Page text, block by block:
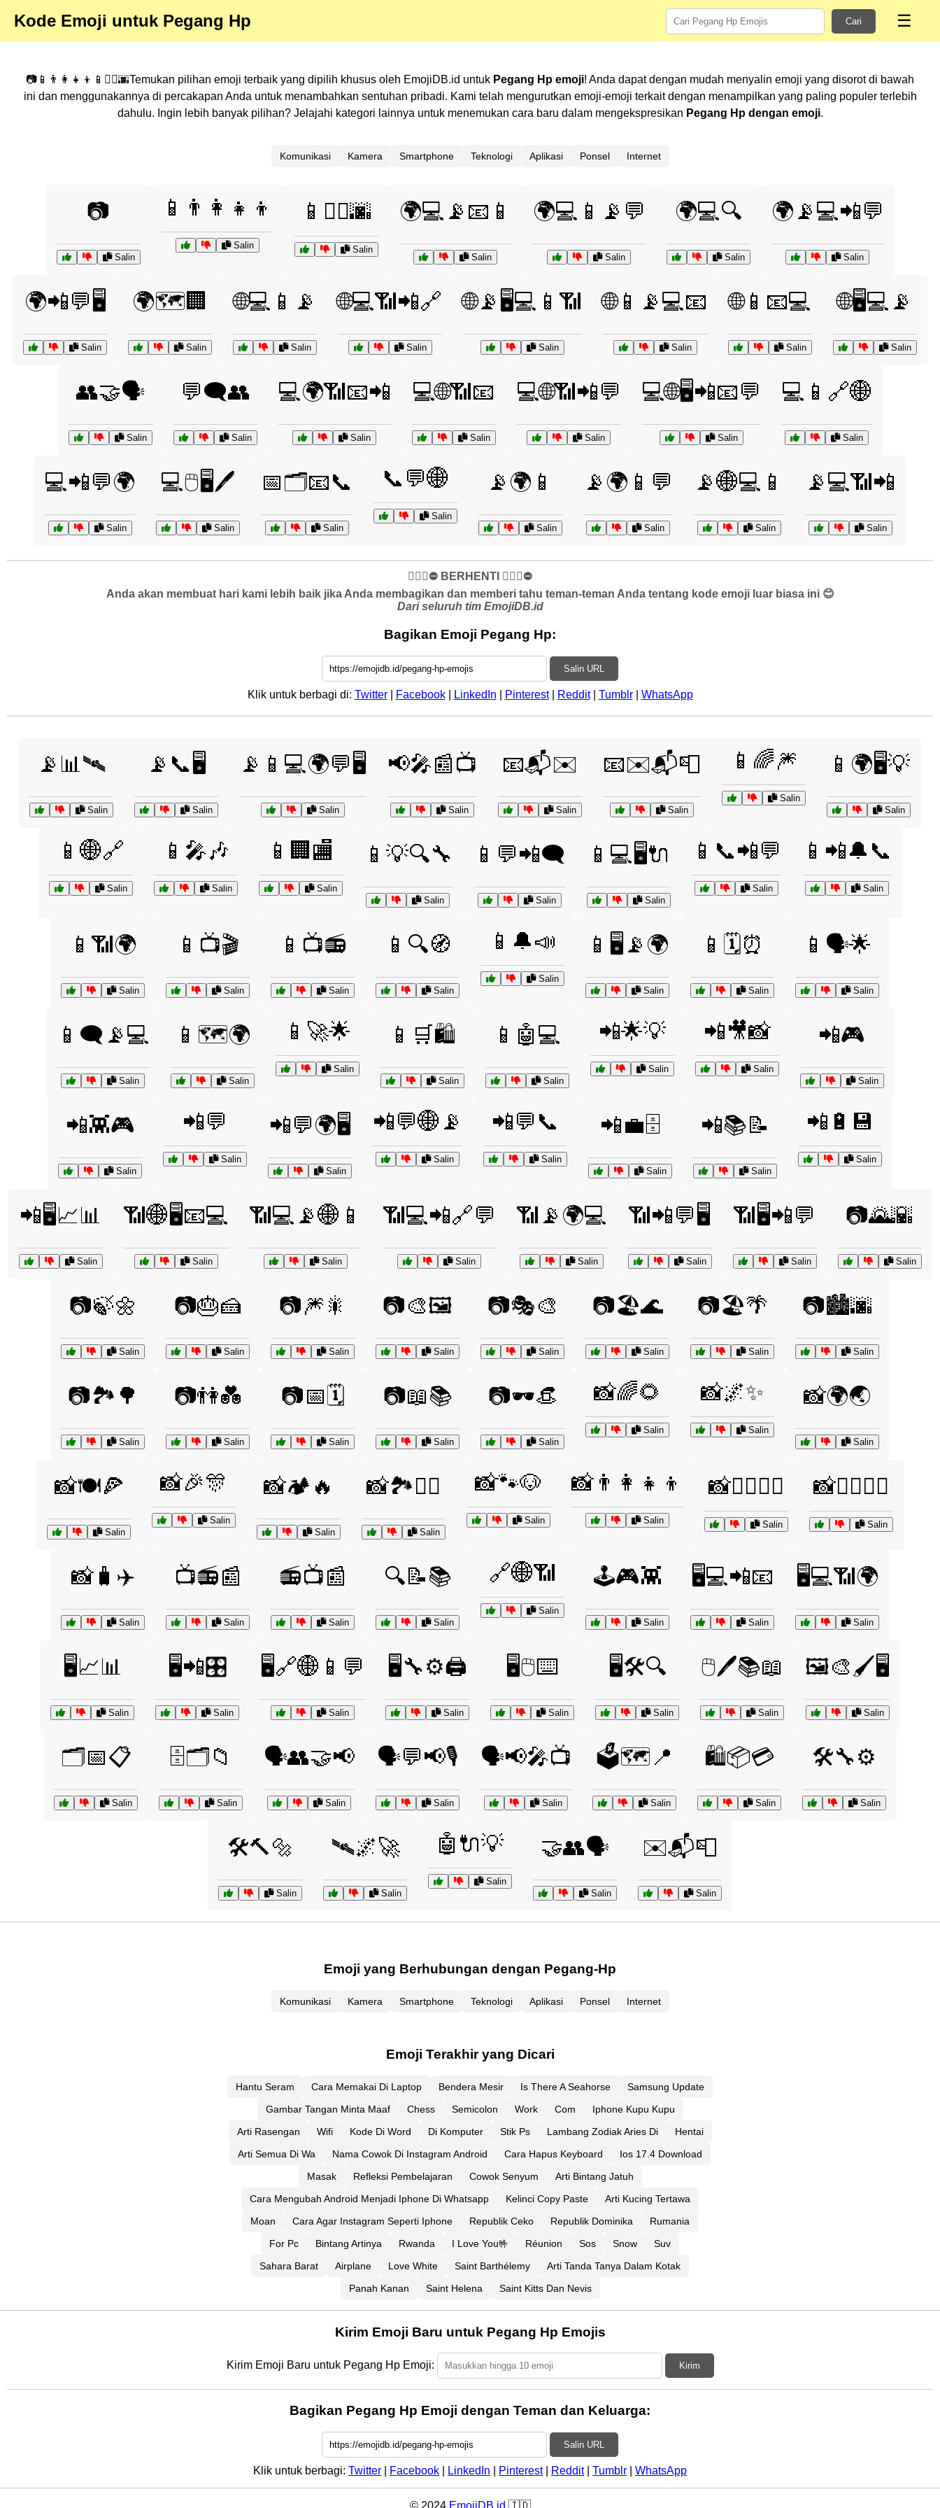
Kode Emoji untuk Pegang Hp Cari ☰
📷📱👨‍👩‍👧‍👦📱🚶‍♂️🌆Temukan pilihan emoji terbaik yang dipilih khusus oleh EmojiDB.id untuk Pegang Hp emoji! Anda dapat dengan mudah menyalin emoji yang disorot di bawah
ini dan menggunakannya di percakapan Anda untuk menambahkan sentuhan pribadi. Kami telah mengurutkan emoji-emoji terkait dengan menampilkan yang paling populer terlebih
dahulu. Ingin lebih banyak pilihan? Jelajahi kategori lainnya untuk menemukan cara baru dalam mengekspresikan Pegang Hp dengan emoji.
Komunikasi Kamera Smartphone Teknologi Aplikasi Ponsel Internet
📷
Salin
📱👨‍👩‍👧‍👦
Salin
📱🚶‍♂️🌆
Salin
🌍💻📡📧📱
Salin
🌍💻📱📡💬
Salin
🌍💻🔍
Salin
🌍📡💻📲💬
Salin
🌍📲💬🖥️
Salin
🌍🗺️🏢
Salin
🌐💻📱📡
Salin
🌐💻📶📲🔗
Salin
🌐📡🖥️💻📱📶
Salin
🌐📱📡💻📧
Salin
🌐📱📧💻
Salin
🌐🖥️💻📡
Salin
👥🤝🗣️
Salin
💬🗨️👥
Salin
💻🌍📶📧📲
Salin
💻🌐📶📧
Salin
💻🌐📶📲💬
Salin
💻🌐🖥️📲📧💬
Salin
💻📱🔗🌐
Salin
💻📲💬🌍
Salin
💻🖱️🖥️🖊️
Salin
📅🗂️📧📞
Salin
📞💬🌐
Salin
📡🌍📱
Salin
📡🌍📱💬
Salin
📡🌐💻📱
Salin
📡💻📶📲
Salin
✋🏻🛑⛔️ BERHENTI ✋🏻🛑⛔️
Anda akan membuat hari kami lebih baik jika Anda membagikan dan memberi tahu teman-teman Anda tentang kode emoji luar biasa ini 😊
Dari seluruh tim EmojiDB.id
Bagikan Emoji Pegang Hp:
Salin URL
Klik untuk berbagi di: Twitter| Facebook| LinkedIn Pinterest| Reddit| Tumblr| WhatsApp
📡📊🛰
Salin
📡📞🖥️
Salin
📡📱💻🌍💬🖥️
Salin
📢🎤📰📺
Salin
📧📬✉️
Salin
📧✉️📬📮
Salin
📱🌈🎆
Salin
📱🌍🖥️💡
Salin
📱🌐🔗
Salin
📱🎤🎶
Salin
📱🏢🏬
Salin
📱💡🔍🔧
Salin
📱💬📲🗨️
Salin
📱💻🖥️🔌
Salin
📱📞📲💬
Salin
📱📲🔔📞
Salin
📱📶🌍
Salin
📱📺🎬
Salin
📱📺📻
Salin
📱🔍🧭
Salin
📱🔔📣
Salin
📱🖥️📡🌍
Salin
📱🗓️⏰
Salin
📱🗣️🌟
Salin
📱🗨️📡💻
Salin
📱🗺️🌍
Salin
📱🚀🌟
Salin
📱🛒🛍️
Salin
📱🤖💻
Salin
📲🌟💡
Salin
📲🎥📸
Salin
📲🎮
Salin
📲👾🎮
Salin
📲💬
Salin
📲💬🌍🖥️
Salin
📲💬🌐📡
Salin
📲💬📞
Salin
📲💼🗄️
Salin
📲📚📝
Salin
📲🔋💾
Salin
📲🖥️📈📊
Salin
📶🌐🖥️📧💻
Salin
📶💻📡🌐📱
Salin
📶💻📲🔗💬
Salin
📶📡🌍💻
Salin
📶📲💬🖥️
Salin
📶🖥️📲💬
Salin
📷🌄🌇
Salin
📷🍃🌼
Salin
📷🎂🍰
Salin
📷🎆🎇
Salin
📷🎨🖼️
Salin
📷🎭🎨
Salin
📷🏖️🌊
Salin
📷🏖️🌴
Salin
📷🏙️🌆
Salin
📷🏞️🌳
Salin
📷👫💑
Salin
📷📅🗓️
Salin
📷📖📚
Salin
📷🕶️👒
Salin
📸🌈🌻
Salin
📸🌌✨
Salin
📸🌍🌏
Salin
📸🍽️🍕
Salin
📸🎉🎊
Salin
📸🏕️🔥
Salin
📸🏞️🚴‍♂️
Salin
📸🐾🐶
Salin
📸👨‍👩‍👧‍👦
Salin
📸🚶‍♂️🚶‍♀️
Salin
📸🧘‍♂️🧘‍♀️
Salin
📸🧳✈️
Salin
📺📻📰
Salin
📻📺📰
Salin
🔍📝📚
Salin
🔗🌐📶
Salin
🕹️🎮👾
Salin
🖥️💻📲📧
Salin
🖥️💻📶🌍
Salin
🖥️📈📊
Salin
🖥️📲🎛️
Salin
🖥️🔗🌐📱💬
Salin
🖥️🔧⚙️🖨️
Salin
🖥️🖱️⌨️
Salin
🖥️🛠️🔍
Salin
🖱️🖊️📚📖
Salin
🖼️🎨🖌️🖥️
Salin
🗂️📅📋
Salin
🗄️🗂️📁
Salin
🗣️👥🤝📢
Salin
🗣️💬📢🎙️
Salin
🗣️📢🎤📺
Salin
🗳️🗺️📍
Salin
🛍️📦💳
Salin
🛠️🔧⚙️
Salin
🛠️🔨🔩
Salin
🛰🌌🚀
Salin
🤖🔌💡
Salin
🤝👥🗣️
Salin
✉️📬📮
Salin
Emoji yang Berhubungan dengan Pegang-Hp
Komunikasi Kamera Smartphone Teknologi Aplikasi Ponsel Internet
Emoji Terakhir yang Dicari
Hantu Seram Cara Memakai Di Laptop Bendera Mesir Is There A Seahorse
Samsung Update
Gambar Tangan Minta Maaf
Chess Semicolon Work Com
Iphone Kupu Kupu
Arti Rasengan
Wifi Kode Di Word Di Komputer Stik Ps Lambang Zodiak Aries Di
Hentai
Arti Semua Di Wa
Nama Cowok Di Instagram Android Cara Hapus Keyboard
Ios 17.4 Download
Masak
Refleksi Pembelajaran Cowok Senyum
Arti Bintang Jatuh
Cara Mengubah Android Menjadi Iphone Di Whatsapp
Kelinci Copy Paste
Arti Kucing Tertawa
Moan
Cara Agar Instagram Seperti Iphone Republik Ceko Republik Dominika
Rumania
For Pc
Bintang Artinya Rwanda I Love You🤟 Réunion Sos Snow
Suv
Sahara Barat
Airplane Love White Saint Barthélemy
Arti Tanda Tanya Dalam Kotak
Panah Kanan
Saint Helena Saint Kitts Dan Nevis
Kirim Emoji Baru untuk Pegang Hp Emojis
Kirim Emoji Baru untuk Pegang Hp Emoji: Kirim
Bagikan Pegang Hp Emoji dengan Teman dan Keluarga:
Salin URL
Klik untuk berbagi: Twitter Facebook LinkedIn Pinterest| Reddit| Tumblr WhatsApp
© 2024 EmojiDB.id 🇮🇩